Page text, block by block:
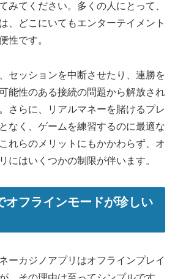
みてください。多くの人にとって、
、どこにいてもエンターテイメント
性です。
セッションを中断させたり、連勝を
能性のある接続の問題から解放され
さらに、リアルマネーを賭けるプレ
なく、ゲームを練習するのに最適な
れらのメリットにもかかわらず、オ
にはいくつかの制限が伴います。
オフラインモードが珍しい
ーカジノアプリはオフラインプレイ